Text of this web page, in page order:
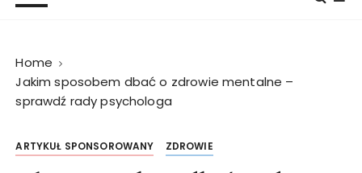
Home
Jakim sposobem dbać o zdrowie mentalne –
sprawdź rady psychologa
ARTYKUŁ SPONSOROWANY ZDROWIE